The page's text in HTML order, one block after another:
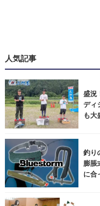
人気記事
盛況
ディ
も大
釣り
膨脹
に合